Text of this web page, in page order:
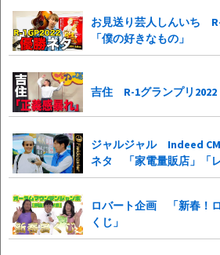
お見送り芸人しんいち
「僕の好きなもの」
吉住 R-1グランプリ
ジャルジャル Indeed
ネタ 「家電量販店」「レ
ロバート企画 「新春！
くじ」